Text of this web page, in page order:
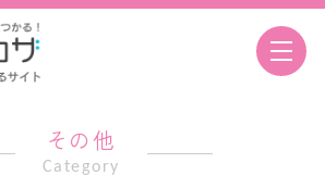
その他
Category